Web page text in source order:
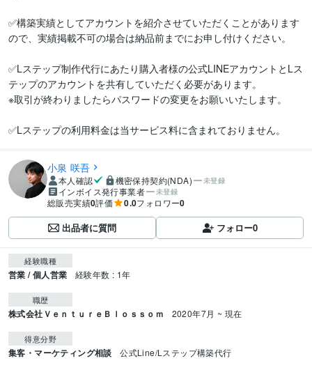
✅構築実績としてアカウントを紹介させていただくことがあります
ので、実績掲載不可の場合は納品前までにお申し付けください。
✅Lステップ制作代行にあたり購入者様の公式LINEアカウントとLス
テップのアカウントを共有していただく必要があります。
※取引が終わりましたらパスワードの変更をお願いいたします。
小泉 咲吾
本人確認 機密保持契約(NDA) 未登録
インボイス発行事業者 未登録
総販売実績0評価 0.0フォロワー0
出品者に質問 フォロー0
経験職種
営業 / 個人営業 経験年数 : 1年
職歴
株式会社ＶｅｎｔｕｒｅＢｌｏｓｓｏｍ 2020年7月 ~ 現在
得意分野
集客・マーケティング相談 公式Line/Lステップ構築代行